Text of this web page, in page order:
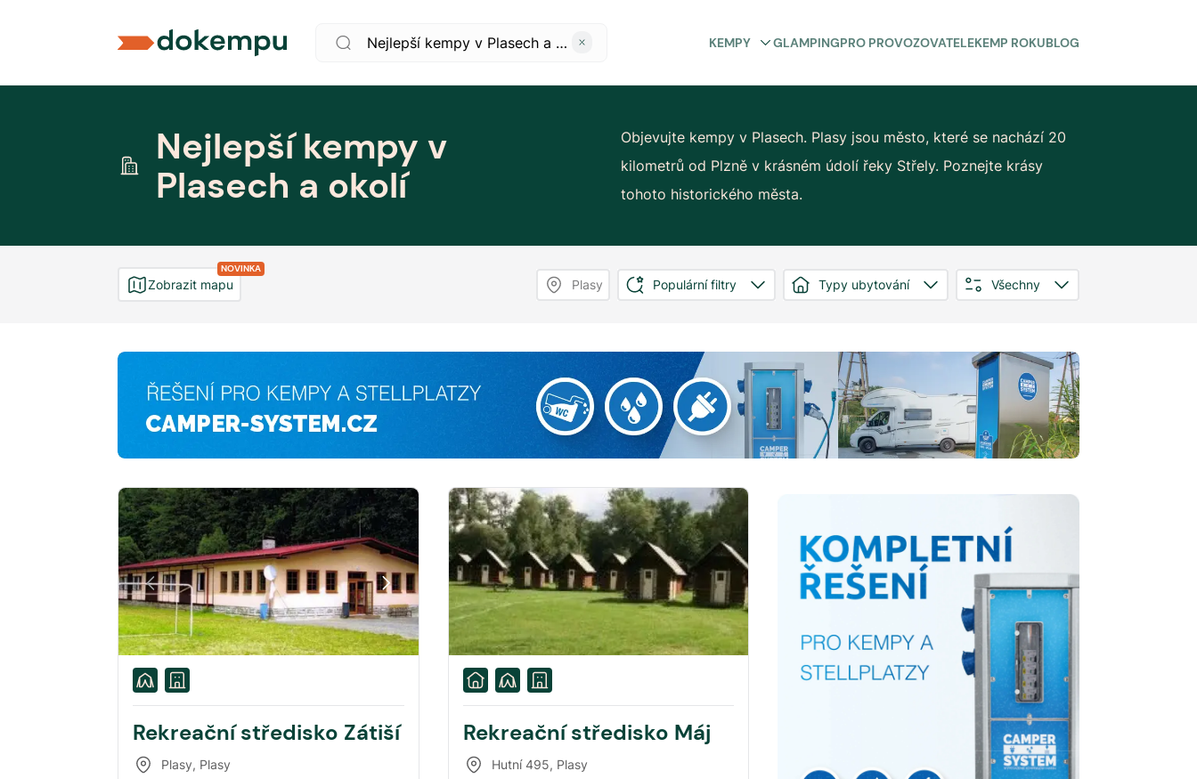
KEMPY GLAMPINGPRO PROVOZOVATELEKEMP ROKUBLOG
Nejlepší kempy v
Plasech a okolí
Objevujte kempy v Plasech. Plasy jsou město, které se nachází 20
kilometrů od Plzně v krásném údolí řeky Střely. Poznejte krásy
tohoto historického města.
NOVINKA
Zobrazit mapu Plasy Populární filtry Typy ubytování Všechny
Rekreační středisko Zátiší
Plasy, Plasy
Rekreační středisko Máj
Hutní 495, Plasy